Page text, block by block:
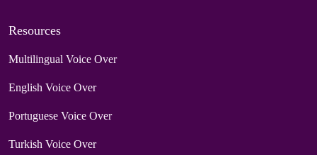
Resources
Multilingual Voice Over
English Voice Over
Portuguese Voice Over
Turkish Voice Over